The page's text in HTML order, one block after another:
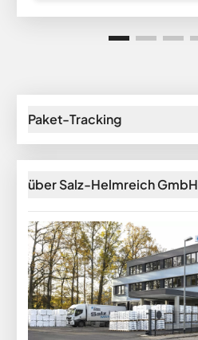
Paket-Tracking
über Salz-Helmreich GmbH